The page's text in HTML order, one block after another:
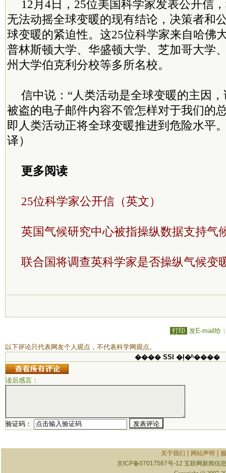
12月4日，25位美国科学家发表公开信
无法动摇全球变暖的现有结论，决策者和
球变暖的紧迫性。这25位科学家来自哈佛
普林斯顿大学、华盛顿大学、芝加哥大学
州大学伯克利分校等多所名校。
信中说：“人类活动是全球变暖的主因
被盗的电子邮件内容不管怎样对于我们的
即人类活动正将全球变暖推进到危险水平
译）
更多阅读
25位科学家公开信（英文）
英国气候研究中心被指操纵数据支持气
联合国将调查英科学家是否操纵气候变
打印 发E-mail给
以下评论只代表网友个人观点，不代表科学网观点。
���� SSI �ļ�ʱ����
读后感言：
验证码：
关于我们 网站声明
京ICP备07017567号-12 互联网新闻信